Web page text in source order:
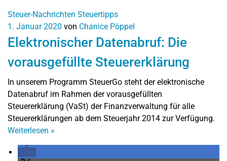
Steuer-Nachrichten Steuertipps
1. Januar 2020 von Chanice Pöppel
Elektronischer Datenabruf: Die
vorausgefüllte Steuererklärung
In unserem Programm SteuerGo steht der elektronische
Datenabruf im Rahmen der vorausgefüllten
Steuererklärung (VaSt) der Finanzverwaltung für alle
Steuererklärungen ab dem Steuerjahr 2014 zur Verfügung.
Weiterlesen »